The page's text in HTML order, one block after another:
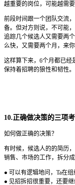
越重要的岗位，可能越需
前段时间跟一个团队交流
备。但对方则说，不可能
追踪几个候选人又需要两
么快，又需要两个月，来
这样算下来，6个月都已经
保持着招聘的狼性和韧性。
10.正确做决策的三项
如何做正确的决策？
有时候，候选人的的简历
销售、市场的工作，拆分成
● 可以有逻辑地问，Ta在
● 见招拆招很重要，还要